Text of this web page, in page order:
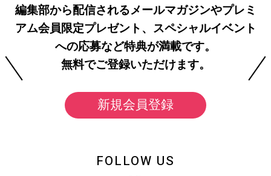
編集部から配信されるメールマガジンやプレミ
アム会員限定プレゼント、スペシャルイベント
への応募など特典が満載です。
無料でご登録いただけます。
新規会員登録
FOLLOW US